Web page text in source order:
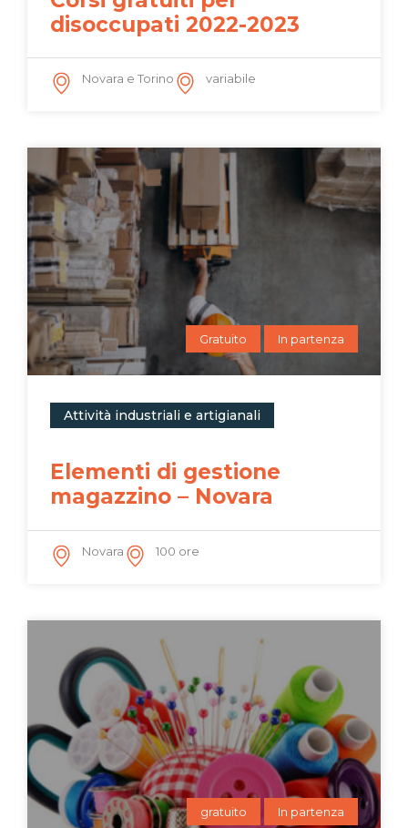
disoccupati 2022-2023
Novara e Torino variabile
Gratuito In partenza
Attività industriali e artigianali
Elementi di gestione
magazzino – Novara
Novara 100 ore
gratuito In partenza